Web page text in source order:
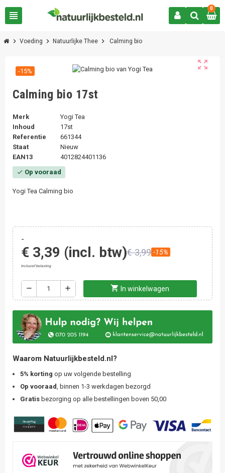
view_headline
0
chevron_right Voeding chevron_right Natuurlijke Thee chevron_right Calming bio
zoom_out_map
-15%
Calming bio 17st
Merk
Yogi Tea
Inhoud
17st
Referentie
661344
Staat
Nieuw
EAN13
4012824401136
check Op vooraad
Yogi Tea Calming bio
-
€ 3,39 (incl. btw)€ 3,99 -15%
Inclusief belasting
remove add shopping_cart In winkelwagen
Waarom Natuurlijkbesteld.nl?
5% korting op uw volgende bestelling
Op vooraad
, binnen 1-3 werkdagen bezorgd
Gratis bezorging op alle bestellingen boven 50,00